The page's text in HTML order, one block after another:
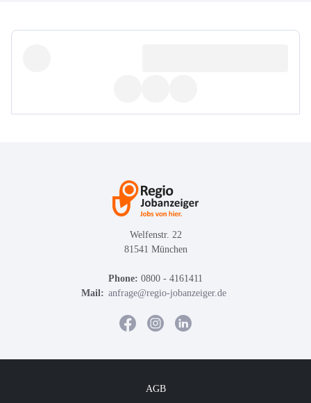
Welfenstr. 22
81541 München
Phone: 0800 - 4161411
Mail: anfrage@regio-jobanzeiger.de
AGB